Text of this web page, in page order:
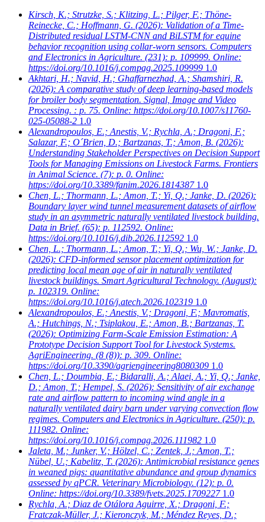
Kirsch, K.; Strutzke, S.; Klitzing, L.; Pilger, F.; Thöne-
Reinecke, C.; Hoffmann, G. (2026): Validation of a Time-
Distributed residual LSTM-CNN and BiLSTM for equine
behavior recognition using collar-worn sensors. Computers
and Electronics in Agriculture. (231): p. 109999. Online:
https://doi.org/10.1016/j.compag.2025.109999 1.0
Akhtari, H.; Navid, H.; Ghaffarnezhad, A.; Shamshiri, R.
(2026): A comparative study of deep learning-based models
for broiler body segmentation. Signal, Image and Video
Processing. : p. 75. Online: https://doi.org/10.1007/s11760-
025-05088-2 1.0
Alexandropoulos, E.; Anestis, V.; Rychla, A.; Dragoni, F.;
Salazar, F.; O´Brien, D.; Bartzanas, T.; Amon, B. (2026):
Understanding Stakeholder Perspectives on Decision Support
Tools for Managing Emissions on Livestock Farms. Frontiers
in Animal Science. (7): p. 0. Online:
https://doi.org/10.3389/fanim.2026.1814387 1.0
Chen, L.; Thormann, L.; Amon, T.; Yi, Q.; Janke, D. (2026):
Boundary layer wind tunnel measurement datasets of airflow
study in an asymmetric naturally ventilated livestock building.
Data in Brief. (65): p. 112592. Online:
https://doi.org/10.1016/j.dib.2026.112592 1.0
Chen, L.; Thormann, L.; Amon, T.; Yi, Q.; Wu, W.; Janke, D.
(2026): CFD-informed sensor placement optimization for
predicting local mean age of air in naturally ventilated
livestock buildings. Smart Agricultural Technology. (August):
p. 102319. Online:
https://doi.org/10.1016/j.atech.2026.102319 1.0
Alexandropoulos, E.; Anestis, V.; Dragoni, F.; Mavromatis,
A.; Hutchings, N.; Tsiplakou, E.; Amon, B.; Bartzanas, T.
(2026): Optimizing Farm-Scale Emission Estimation: A
Prototype Decision Support Tool for Livestock Systems.
AgriEngineering. (8 (8)): p. 309. Online:
https://doi.org/10.3390/agriengineering8080309 1.0
Chen, L.; Doumbia, E.; Bidaralli, A.; Alaei, A.; Yi, Q.; Janke,
D.; Amon, T.; Hempel, S. (2026): Sensitivity of air exchange
rate and airflow pattern to incoming wind angle in a
naturally ventilated dairy barn under varying convection flow
regimes. Computers and Electronics in Agriculture. (250): p.
111982. Online:
https://doi.org/10.1016/j.compag.2026.111982 1.0
Jaleta, M.; Junker, V.; Hölzel, C.; Zentek, J.; Amon, T.;
Nübel, U.; Kabelitz, T. (2026): Antimicrobial resistance genes
in weaned pigs: quantitative abundance and group dynamics
assessed by qPCR. Veterinary Microbiology. (12): p. 0.
Online: https://doi.org/10.3389/fvets.2025.1709227 1.0
Rychla, A.; Diaz de Otálora Aguirre, X.; Dragoni, F.;
Fratczak-Müller, J.; Kieronczyk, M.; Méndez Reyes, D.;